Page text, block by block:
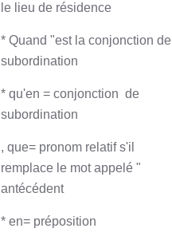
le lieu de résidence
* Quand "est la conjonction de
subordination
* qu'en = conjonction de
subordination
, que= pronom relatif s'il
remplace le mot appelé "
antécédent
* en= préposition